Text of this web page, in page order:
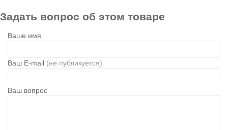
Задать вопрос об этом товаре
Ваше имя
Ваш E-mail (не публикуется)
Ваш вопрос